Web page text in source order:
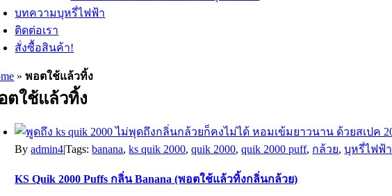
บทความบุหรี่ไฟฟ้า
ติดต่อเรา
สั่งซื้อสินค้า!
»พอตใช้แล้วทิ้ง
ตใช้แล้วทิ้ง
Byadmin4|Tags:banana,ks quik 2000,quik 2000,quik 2000 puff, กล้วย,บุหรี่ไฟฟ้า
KS Quik 2000 Puffs กลิ่น Banana (พอตใช้แล้วทิ้งกลิ่นกล้วย)